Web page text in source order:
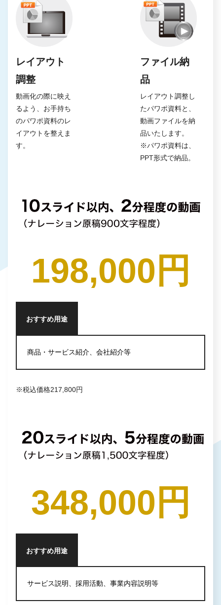
レイアウト
調整
動画化の際に映え
るよう、お手持ち
のパワポ資料のレ
イアウトを整えま
す。
ファイル納
品
レイアウト調整し
たパワポ資料と、
動画ファイルを納
品いたします。
※パワポ資料は、
PPT形式で納品。
198,000円
おすすめ用途
商品・サービス紹介、会社紹介等
※税込価格217,800円
348,000円
おすすめ用途
サービス説明、採用活動、事業内容説明等